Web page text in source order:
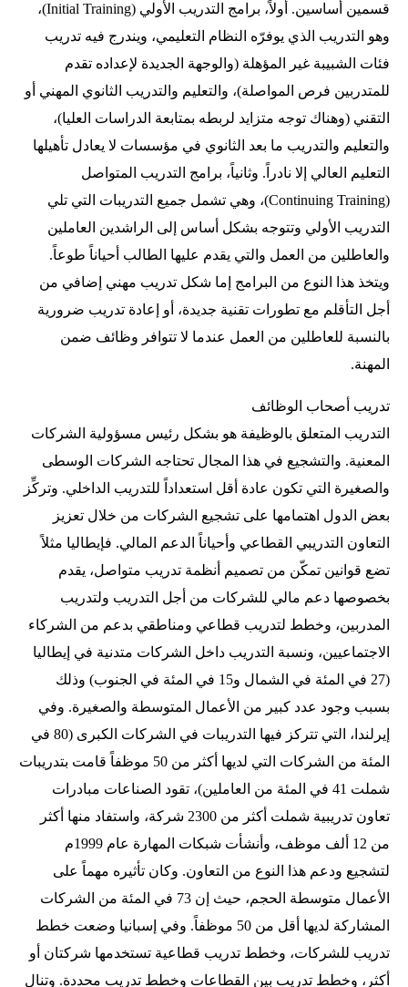
قسمين أساسين. أولاً، برامج التدريب الأولي (Initial Training)،
وهو التدريب الذي يوفرّه النظام التعليمي، ويندرج فيه تدريب
فئات الشبيبة غير المؤهلة (والوجهة الجديدة لإعداده تقدم
للمتدربين فرص المواصلة)، والتعليم والتدريب الثانوي المهني أو
التقني (وهناك توجه متزايد لربطه بمتابعة الدراسات العليا)،
والتعليم والتدريب ما بعد الثانوي في مؤسسات لا يعادل تأهيلها
التعليم العالي إلا نادراً. وثانياً، برامج التدريب المتواصل
(Continuing Training)، وهي تشمل جميع التدريبات التي تلي
التدريب الأولي وتتوجه بشكل أساس إلى الراشدين العاملين
والعاطلين من العمل والتي يقدم عليها الطالب أحياناً طوعاً.
ويتخذ هذا النوع من البرامج إما شكل تدريب مهني إضافي من
أجل التأقلم مع تطورات تقنية جديدة، أو إعادة تدريب ضرورية
بالنسبة للعاطلين من العمل عندما لا تتوافر وظائف ضمن
المهنة.
تدريب أصحاب الوظائف
التدريب المتعلق بالوظيفة هو بشكل رئيس مسؤولية الشركات
المعنية. والتشجيع في هذا المجال تحتاجه الشركات الوسطى
والصغيرة التي تكون عادة أقل استعداداً للتدريب الداخلي. وتركِّز
بعض الدول اهتمامها على تشجيع الشركات من خلال تعزيز
التعاون التدريبي القطاعي وأحياناً الدعم المالي. فإيطاليا مثلاً
تضع قوانين تمكّن من تصميم أنظمة تدريب متواصل، يقدم
بخصوصها دعم مالي للشركات من أجل التدريب ولتدريب
المدربين، وخطط لتدريب قطاعي ومناطقي بدعم من الشركاء
الاجتماعيين، ونسبة التدريب داخل الشركات متدنية في إيطاليا
(27 في المئة في الشمال و15 في المئة في الجنوب) وذلك
بسبب وجود عدد كبير من الأعمال المتوسطة والصغيرة. وفي
إيرلندا، التي تتركز فيها التدريبات في الشركات الكبرى (80 في
المئة من الشركات التي لديها أكثر من 50 موظفاً قامت بتدريبات
شملت 41 في المئة من العاملين)، تقود الصناعات مبادرات
تعاون تدريبية شملت أكثر من 2300 شركة، واستفاد منها أكثر
من 12 ألف موظف، وأنشأت شبكات المهارة عام 1999م
لتشجيع ودعم هذا النوع من التعاون. وكان تأثيره مهماً على
الأعمال متوسطة الحجم، حيث إن 73 في المئة من الشركات
المشاركة لديها أقل من 50 موظفاً. وفي إسبانيا وضعت خطط
تدريب للشركات، وخطط تدريب قطاعية تستخدمها شركتان أو
أكثر، وخطط تدريب بين القطاعات وخطط تدريب محددة. وتنال